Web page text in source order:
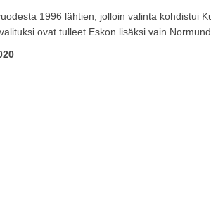
1996 lähtien, jolloin valinta kohdistui
ovat tulleet Eskon lisäksi vain